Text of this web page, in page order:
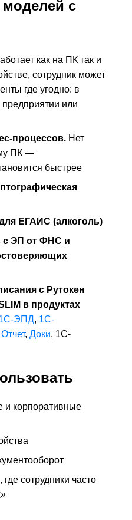
с
как на ПК так и
сотрудник может
где угодно: в
или
процессов. Нет
ПК —
быстрее
ЕГАИС (алкоголь)
с ЭП от ФНС и
с Рутокен
в продуктах
ЭПД, 1С-
, Доки, 1С-
и корпоративные
сотрудники часто